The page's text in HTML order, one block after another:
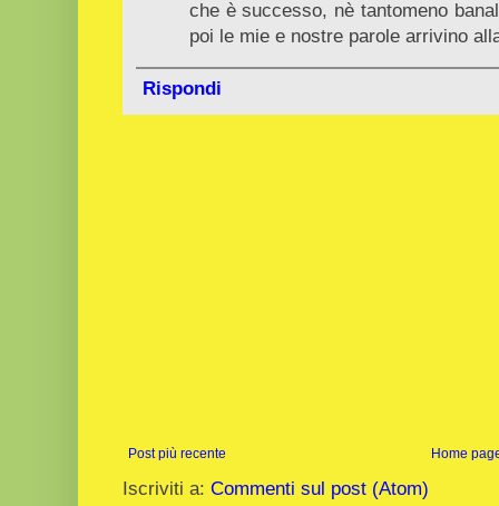
che è successo, nè tantomeno
poi le mie e nostre parole arrivino
Rispondi
Post più recente Home
Iscriviti a: Commenti sul post (Atom)